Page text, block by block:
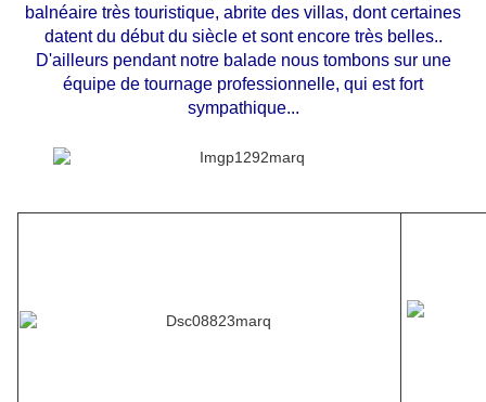
balnéaire très touristique, abrite des villas, dont certaines
datent du début du siècle et sont encore très belles..
D'ailleurs pendant notre balade nous tombons sur une
équipe de tournage professionnelle, qui est fort
sympathique...